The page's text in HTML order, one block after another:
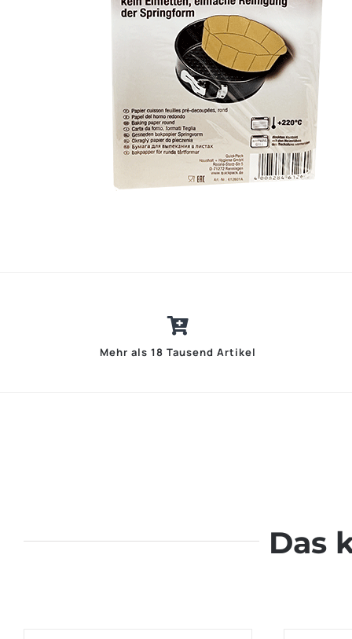
Mehr als 18 Tausend Artikel
Das